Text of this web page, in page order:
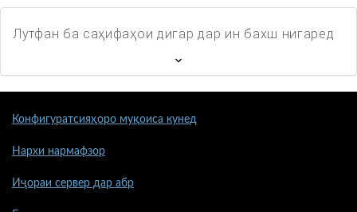
Лутфан ба саҳифаҳои дигар дар ин бахш нигаред
Конфигуратсияҳоро муқоиса кунед
Нархи нармафзор
Иҷораи сервер дар абр